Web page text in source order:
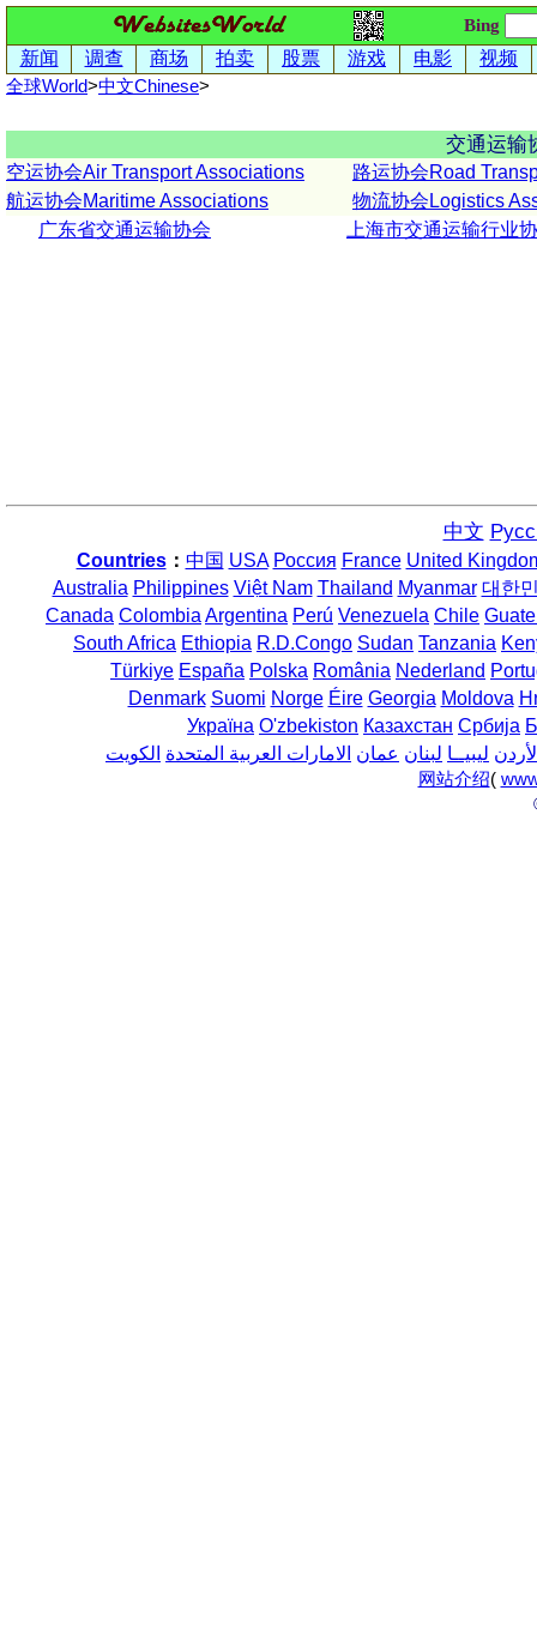
Bing
新闻 调查 商场 拍卖 股票 游戏 电影 视频
全球World>中文Chinese>
交通运输
空运协会Air Transport Associations
航运协会Maritime Associations
路运协会Road
物流协会Logistics
广东省交通运输协会
上海市交通运输行业
中文
Countries： 中国 USA Россия France United
Australia Philippines Việt Nam Thailand Myanmar 대한
Canada Colombia Argentina Perú Venezuela Chile
South Africa Ethiopia R.D.Congo Sudan Tanzania
Türkiye España Polska România Nederland
Denmark Suomi Norge Éire Georgia Moldova
Україна O'zbekiston Казахстан Србија
ليبيــا لبنان عمان الامارات العربية المتحدة الكويت
网站介绍(